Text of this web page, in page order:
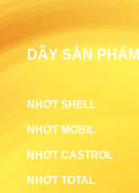
DÃY SẢN PHẨM
NHỚT SHELL
NHỚT MOBIL
NHỚT CASTROL
NHỚT TOTAL